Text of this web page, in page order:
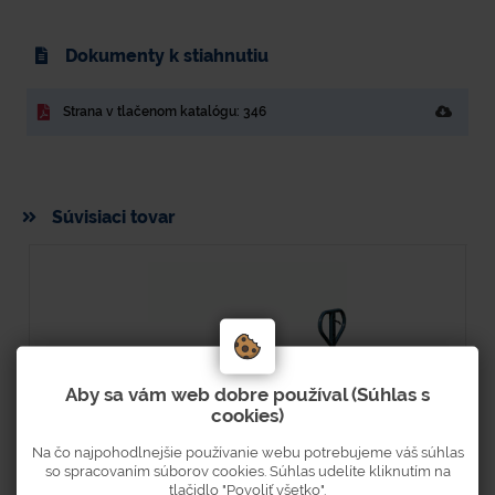
Dokumenty k stiahnutiu
Strana v tlačenom katalógu: 346
Súvisiaci tovar
Aby sa vám web dobre používal (Súhlas s
cookies)
Na čo najpohodlnejšie používanie webu potrebujeme váš súhlas
so spracovaním súborov cookies. Súhlas udelíte kliknutím na
tlačidlo "Povoliť všetko".